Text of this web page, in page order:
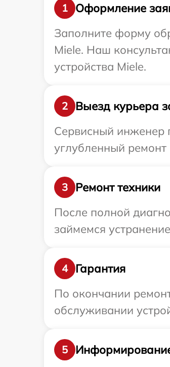
1
Оформление
Заполните форму
Miele. Наш
устройства Miele.
2
Выезд курьера
Сервисный инженер
углубленный ремонт
3
Ремонт техники
После полной
займемся
4
Гарантия
По окончании
обслуживании
5